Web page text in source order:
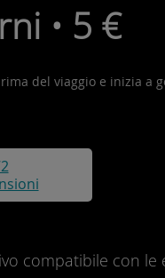
• 5 €
del viaggio e inizia a
compatibile con le